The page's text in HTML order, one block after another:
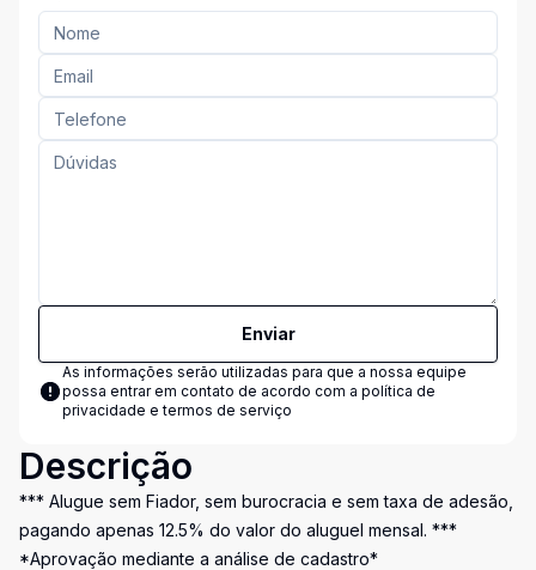
Enviar
As informações serão utilizadas para que a nossa equipe
possa entrar em contato de acordo com a política de
privacidade e termos de serviço
Descrição
*** Alugue sem Fiador, sem burocracia e sem taxa de adesão,
pagando apenas 12.5% do valor do aluguel mensal. ***
*Aprovação mediante a análise de cadastro*